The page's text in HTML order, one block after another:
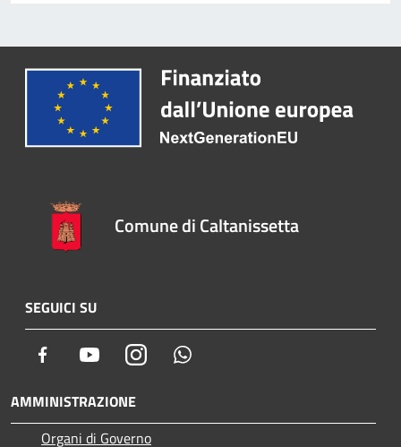
Comune di Caltanissetta
SEGUICI SU
Facebook YoutubeInstagram
AMMINISTRAZIONE
Organi di Governo